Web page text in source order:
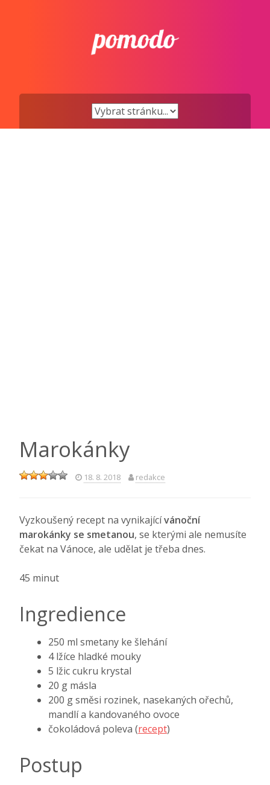
Marokánky
18. 8. 2018 redakce
Vyzkoušený recept na vynikajícívánoční
marokánky se smetanou, se kterými ale nemusíte
čekat na Vánoce, ale udělat je třeba dnes.
45 minut
Ingredience
250 ml smetany ke šlehání
4 lžíce hladké mouky
5 lžic cukru krystal
20 g másla
200 g směsi rozinek, nasekaných ořechů,
mandlí a kandovaného ovoce
čokoládová poleva (recept)
Postup